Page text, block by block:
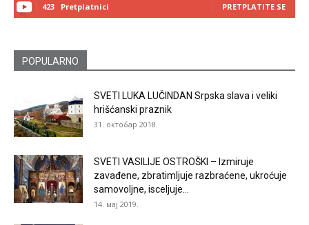
423 Pretplatnici PRETPLATITE SE
POPULARNO
SVETI LUKA LUČINDAN Srpska slava i veliki
hrišćanski praznik
31. октобар 2018.
SVETI VASILIJE OSTROŠKI – Izmiruje
zavađene, zbratimljuje razbraćene, ukroćuje
samovoljne, isceljuje...
14. мај 2019.